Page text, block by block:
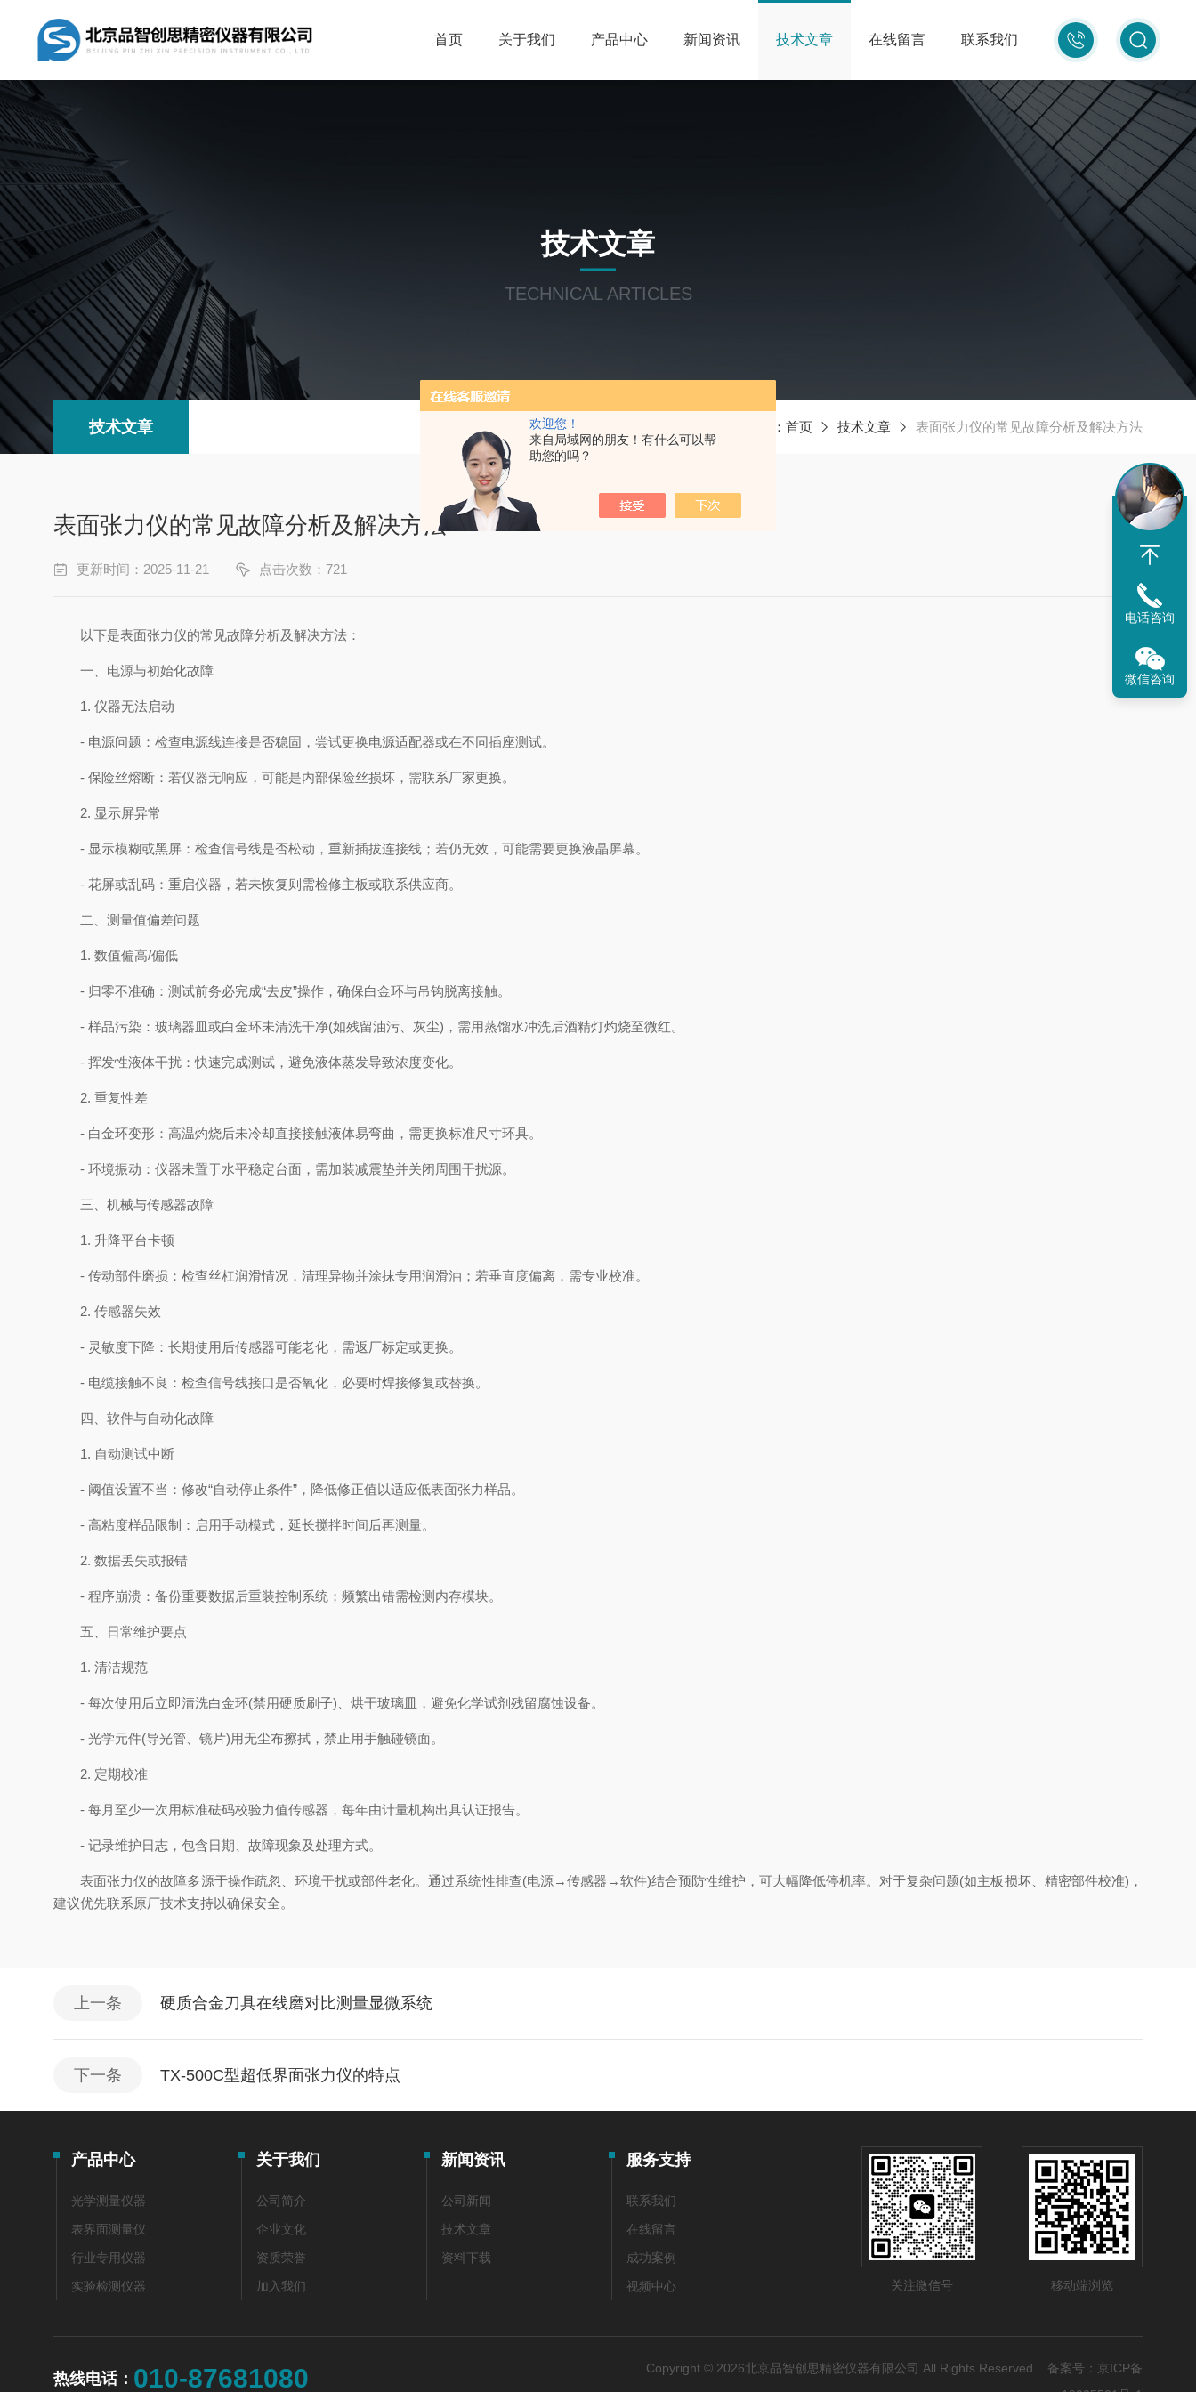
欢迎您！
来自局域网的朋友！有什么可以帮
助您的吗？
010-
87681080
首页 关于我们 产品中心 新闻资讯 技术文章 在线留言 联系我们
技术文章
TECHNICAL ARTICLES
技术文章 当前位置： 首页 技术文章 表面张力仪的常见故障分析及解决方法
表面张力仪的常见故障分析及解决方法
更新时间：2025-11-21 点击次数：721
以下是表面张力仪的常见故障分析及解决方法：
一、电源与初始化故障
1. 仪器无法启动
- 电源问题：检查电源线连接是否稳固，尝试更换电源适配器或在不同插座测试。
- 保险丝熔断：若仪器无响应，可能是内部保险丝损坏，需联系厂家更换。
2. 显示屏异常
- 显示模糊或黑屏：检查信号线是否松动，重新插拔连接线；若仍无效，可能需要更换液晶屏幕。
- 花屏或乱码：重启仪器，若未恢复则需检修主板或联系供应商。
二、测量值偏差问题
1. 数值偏高/偏低
- 归零不准确：测试前务必完成“去皮”操作，确保白金环与吊钩脱离接触。
- 样品污染：玻璃器皿或白金环未清洗干净(如残留油污、灰尘)，需用蒸馏水冲洗后酒精灯灼烧至微红。
- 挥发性液体干扰：快速完成测试，避免液体蒸发导致浓度变化。
2. 重复性差
- 白金环变形：高温灼烧后未冷却直接接触液体易弯曲，需更换标准尺寸环具。
- 环境振动：仪器未置于水平稳定台面，需加装减震垫并关闭周围干扰源。
三、机械与传感器故障
1. 升降平台卡顿
- 传动部件磨损：检查丝杠润滑情况，清理异物并涂抹专用润滑油；若垂直度偏离，需专业校准。
2. 传感器失效
- 灵敏度下降：长期使用后传感器可能老化，需返厂标定或更换。
- 电缆接触不良：检查信号线接口是否氧化，必要时焊接修复或替换。
四、软件与自动化故障
1. 自动测试中断
- 阈值设置不当：修改“自动停止条件”，降低修正值以适应低表面张力样品。
- 高粘度样品限制：启用手动模式，延长搅拌时间后再测量。
2. 数据丢失或报错
- 程序崩溃：备份重要数据后重装控制系统；频繁出错需检测内存模块。
五、日常维护要点
1. 清洁规范
- 每次使用后立即清洗白金环(禁用硬质刷子)、烘干玻璃皿，避免化学试剂残留腐蚀设备。
- 光学元件(导光管、镜片)用无尘布擦拭，禁止用手触碰镜面。
2. 定期校准
- 每月至少一次用标准砝码校验力值传感器，每年由计量机构出具认证报告。
- 记录维护日志，包含日期、故障现象及处理方式。
表面张力仪的故障多源于操作疏忽、环境干扰或部件老化。通过系统性排查(电源→传感器→软件)结合预防性维护，可大幅降低停机率。对于复杂问题(如主板损坏、精密部件校准)，
建议优先联系原厂技术支持以确保安全。
上一条 硬质合金刀具在线磨对比测量显微系统
下一条 TX-500C型超低界面张力仪的特点
产品中心
光学测量仪器
表界面测量仪
行业专用仪器
实验检测仪器
关于我们
公司简介
企业文化
资质荣誉
加入我们
新闻资讯
公司新闻
技术文章
资料下载
服务支持
联系我们
在线留言
成功案例
视频中心
关注微信号 移动端浏览
热线电话： 010-87681080 Copyright © 2026北京品智创思精密仪器有限公司 All Rights Reserved 备案号： 京ICP备
电话咨询
微信咨询